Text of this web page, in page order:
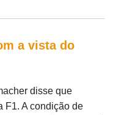
a vista do
disse que
F1. A condição de